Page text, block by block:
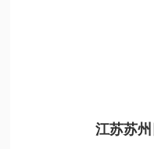
江苏苏